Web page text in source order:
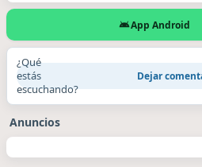
App Android
¿Qué
estás
escuchando?
Dejar
Anuncios